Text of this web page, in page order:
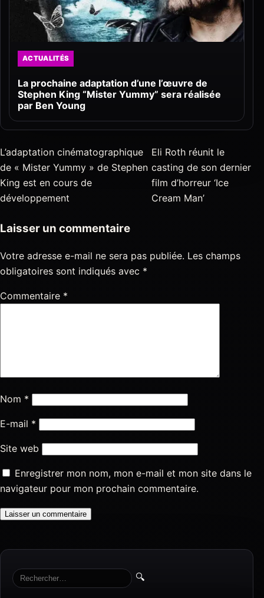
ACTUALITÉS
La prochaine adaptation d’une l’œuvre de
Stephen King “Mister Yummy” sera réalisée
par Ben Young
L’adaptation cinématographique
de « Mister Yummy » de Stephen
King est en cours de
développement
Eli Roth réunit le
casting de son dernier
film d’horreur ‘Ice
Cream Man’
Laisser un commentaire
Votre adresse e-mail ne sera pas publiée. Les champs
obligatoires sont indiqués avec *
Commentaire *
Nom *
E-mail *
Site web
Enregistrer mon nom, mon e-mail et mon site dans le
navigateur pour mon prochain commentaire.
🔍